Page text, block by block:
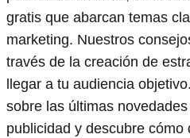
gratis que abarcan temas
marketing. Nuestros
través de la creación de
llegar a tu audiencia
sobre las últimas
publicidad y descubre